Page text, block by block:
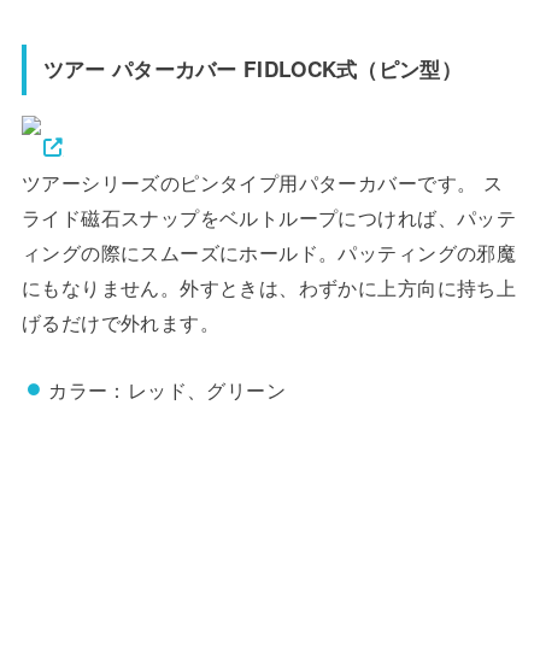
ツアー パターカバー FIDLOCK式（ピン型）
ツアーシリーズのピンタイプ用パターカバーです。 ス
ライド磁石スナップをベルトループにつければ、パッテ
ィングの際にスムーズにホールド。パッティングの邪魔
にもなりません。外すときは、わずかに上方向に持ち上
げるだけで外れます。
カラー：レッド、グリーン